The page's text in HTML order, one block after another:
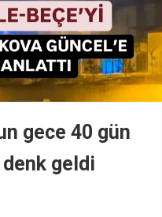
gece 40 gün
geldi